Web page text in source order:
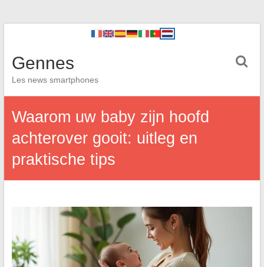
Gennes
Les news smartphones
Waarom uw baby zijn hoofd
achterover gooit: uitleg en
praktische tips